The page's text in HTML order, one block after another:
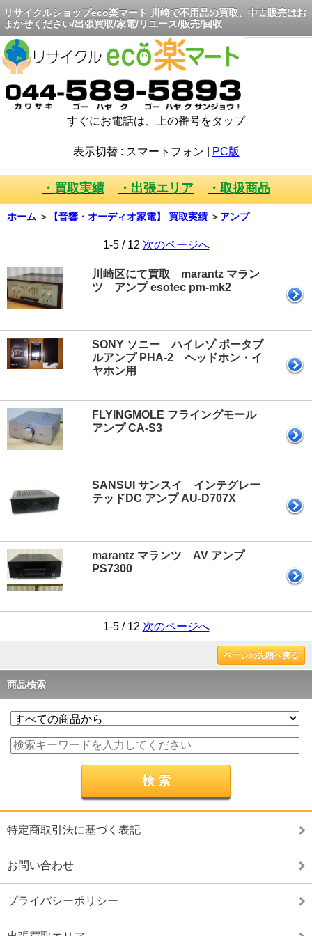
リサイクルショップeco楽マート 川崎で不用品の買取、中古販売はお
まかせください/出張買取/家電/リユース/販売/回収
すぐにお電話は、上の番号をタップ
表示切替 : スマートフォン PC版
・買取実績 ・出張エリア ・取扱商品
ホーム ＞ 【音響・オーディオ家電】 買取実績 ＞ アンプ
1-5 / 12 次のページへ
川崎区にて買取 marantz マラン
ツ アンプ esotec pm-mk2
SONY ソニー ハイレゾ ポータブ
ルアンプ PHA-2 ヘッドホン・イ
ヤホン用
FLYINGMOLE フライングモール
アンプ CA-S3
SANSUI サンスイ インテグレー
テッドDC アンプ AU-D707X
marantz マランツ AV アンプ
PS7300
1-5 / 12 次のページへ
ページの先頭へ戻る
商品検索
特定商取引法に基づく表記
お問い合わせ
プライバシーポリシー